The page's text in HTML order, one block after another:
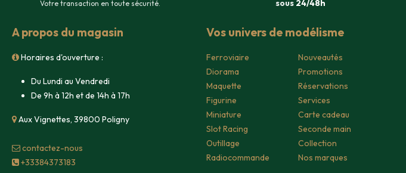
Votre transaction en toute sécurité.
sous 24/48h
A propos du magasin
Horaires d'ouverture :
Du Lundi au Vendredi
De 9h à 12h et de 14h à 17h
Aux Vignettes, 39800 Poligny
contacte​z-nous
+33384373183
Vos univers de modélisme
Ferroviaire
Diorama
Maquette
Figurine
Miniature
Slot Racing
Outillage
Radiocommande
Nouveautés
Promotions
Réservations
Services
Carte cadeau
Seconde main
Collection
Nos marques